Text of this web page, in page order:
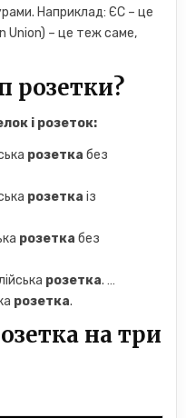
Наприклад: ЄС – це
Union) – це теж саме,
розетки?
і розеток:
розетка без
розетка із
розетка без
розетка. …
розетка.
на три